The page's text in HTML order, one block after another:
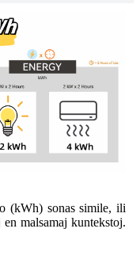
(kWh) sonas simile, ili
en malsamaj kuntekstoj.